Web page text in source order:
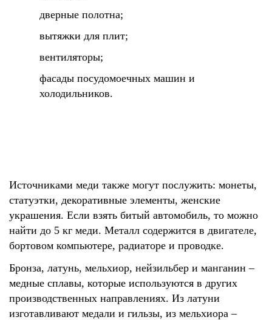
дверные полотна;
вытяжки для плит;
вентиляторы;
фасады посудомоечных машин и
холодильников.
Источниками меди также могут послужить: монеты,
статуэтки, декоративные элементы, женские
украшения. Если взять битый автомобиль, то можно
найти до 5 кг меди. Металл содержится в двигателе,
бортовом компьютере, радиаторе и проводке.
Бронза, латунь, мельхиор, нейзильбер и манганин –
медные сплавы, которые используются в других
производственных направлениях. Из латуни
изготавливают медали и гильзы, из мельхиора –